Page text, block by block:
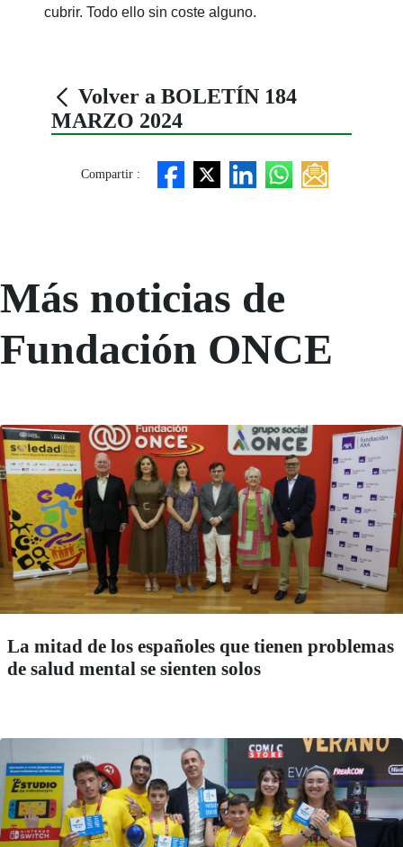
cubrir. Todo ello sin coste alguno.
Volver a BOLETÍN 184
MARZO 2024
Compartir :
Más noticias de
Fundación ONCE
La mitad de los españoles que tienen problemas
de salud mental se sienten solos